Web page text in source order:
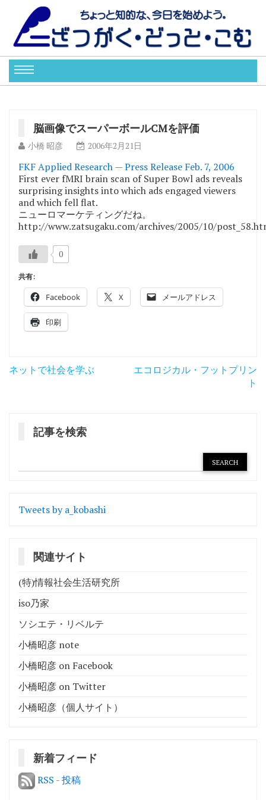
脳画像でスーパーボールCMを評価
小橋 昭彦 2006年2月21日
FKF Applied Research — Press Release Feb. 7, 2006
First ever fMRI brain scan of Super Bowl ads reveals
surprising insights into which ads engaged viewers
and which fell flat.
ニューロマーケティングだね。
http://www.zatsugaku.com/archives/2005/10/
0
共有:
Facebook X メールアドレス
印刷
投
ョ
ネットで社会を学ぶ
エコロジカル・フットプリン
ト
記事を検索
Tweets by a_kobashi
関連サイト
(特)情報社会生活研究所
iso乃家
ソシエテ・リベルテ
小橋昭彦 note
小橋昭彦 on Facebook
小橋昭彦 on Twitter
小橋昭彦（個人サイト）
新着フィード
RSS - 投稿